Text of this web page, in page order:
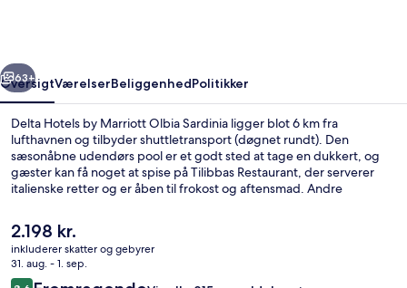
Næste
63+
OversigtVærelserBeliggenhedPolitikker
Delta Hotels by Marriott Olbia Sardinia ligger blot 6 km fra
lufthavnen og tilbyder shuttletransport (døgnet rundt). Den
sæsonåbne udendørs pool er et godt sted at tage en dukkert, og
gæster kan få noget at spise på Tilibbas Restaurant, der serverer
italienske retter og er åben til frokost og aftensmad. Andre
og et boblebad. Rejsende er vilde med stedets hjælpsomme
personale.
Den
nuværende
pris
er
2.198 kr.
inkluderer skatter og gebyrer
31. aug. - 1. sep.